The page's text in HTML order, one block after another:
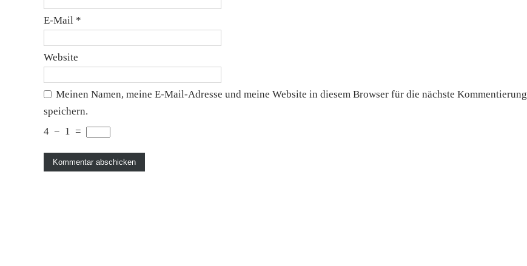
E-Mail *
Website
Meinen Namen, meine E-Mail-Adresse und meine Website in diesem Browser für die nächste Kommentierung
speichern.
4 − 1 =